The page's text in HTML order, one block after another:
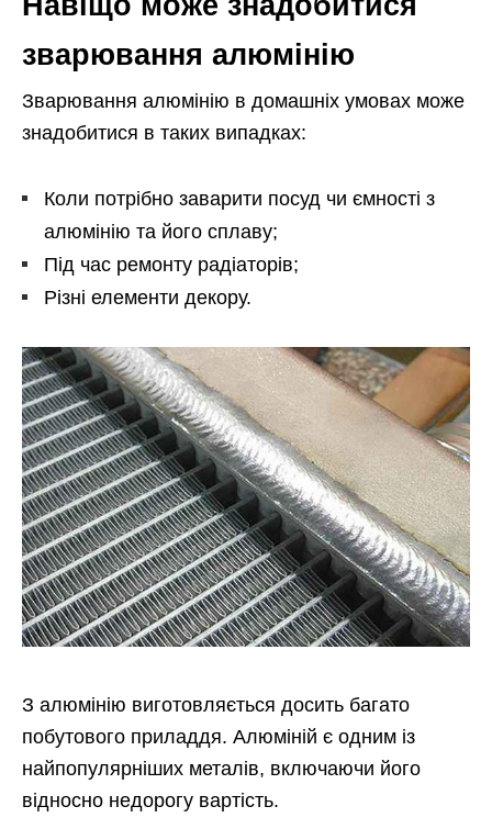
зварювання алюмінію
Зварювання алюмінію в домашніх умовах може
знадобитися в таких випадках:
Коли потрібно заварити посуд чи ємності з
алюмінію та його сплаву;
Під час ремонту радіаторів;
Різні елементи декору.
З алюмінію виготовляється досить багато
побутового приладдя. Алюміній є одним із
найпопулярніших металів, включаючи його
відносно недорогу вартість.